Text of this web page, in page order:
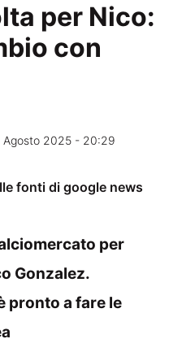
per Nico:
con
Agosto 2025 - 20:29
fonti di google news
per
Gonzalez.
pronto a fare le